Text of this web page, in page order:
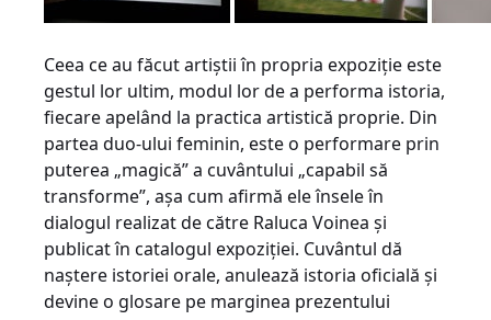
Ceea ce au făcut artiştii în propria expoziţie este
gestul lor ultim, modul lor de a performa istoria,
fiecare apelând la practica artistică proprie. Din
partea duo-ului feminin, este o performare prin
puterea „magică” a cuvântului „capabil să
transforme”, aşa cum afirmă ele însele în
dialogul realizat de către Raluca Voinea şi
publicat în catalogul expoziţiei. Cuvântul dă
naştere istoriei orale, anulează istoria oficială şi
devine o glosare pe marginea prezentului